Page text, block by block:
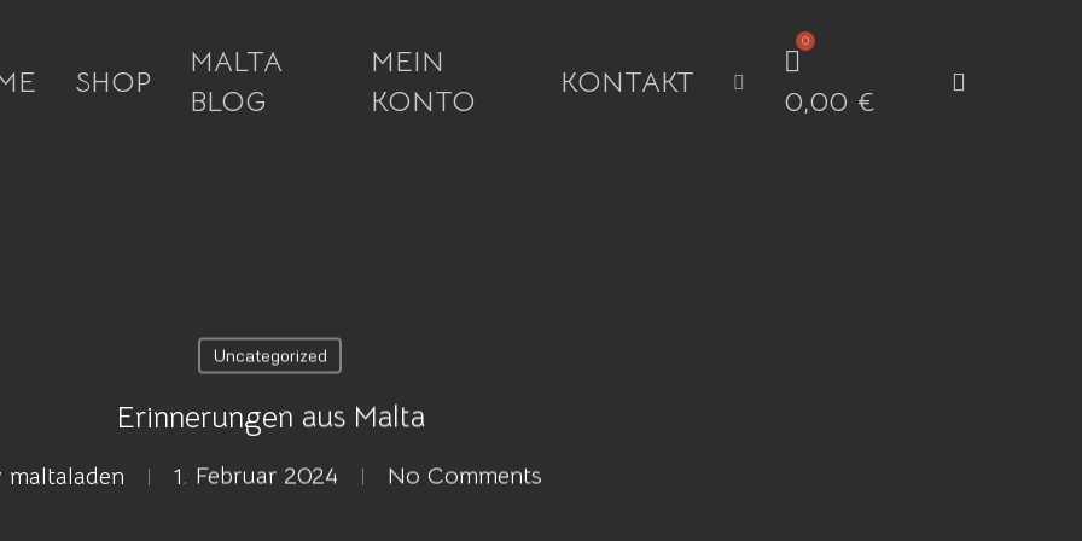
SHOP
MALTA
BLOG
MEIN
KONTO
KONTAKT
0,00 €
Uncategorized
Erinnerungen aus Malta
maltaladen 1. Februar 2024 No Comments